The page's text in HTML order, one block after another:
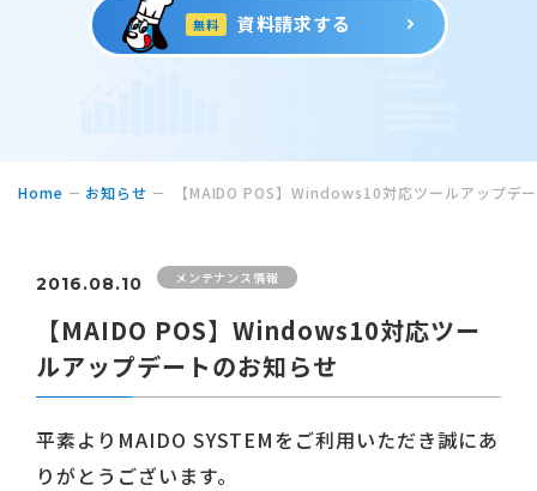
無料 資料請求する
Home お知らせ 【MAIDO POS】Windows10対応ツールアップデ
2016.08.10 メンテナンス情報
【MAIDO POS】Windows10対応ツー
ルアップデートのお知らせ
平素よりMAIDO SYSTEMをご利用いただき誠にあ
りがとうございます。